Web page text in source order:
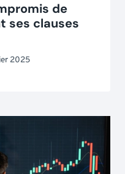
de
ses clauses
2025